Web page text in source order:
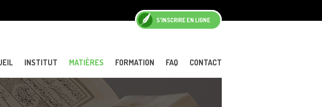
S'INSCRIRE EN LIGNE
INSTITUT MATIÈRES FORMATION FAQ CONTACT